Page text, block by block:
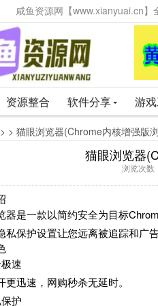
咸鱼资源网【www.xianyuai.cn】
资源整合 软件分享 游
> > 猫眼浏览器(Chrome内核增强版
猫眼浏览器
浏览次
器是一款以简约安全为目标
私保护设置让您远离被追踪和广告
速
更迅速，网购秒杀无延时。
护